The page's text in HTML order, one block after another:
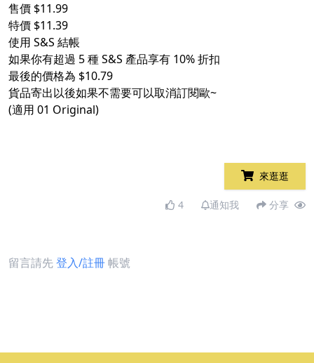
售價 $11.99
特價 $11.39
使用 S&S 結帳
如果你有超過 5 種 S&S 產品享有 10% 折扣
最後的價格為 $10.79
貨品寄出以後如果不需要可以取消訂閱歐~
(適用 01 Original)
來逛逛
4 通知我 分享
留言請先登入/註冊帳號